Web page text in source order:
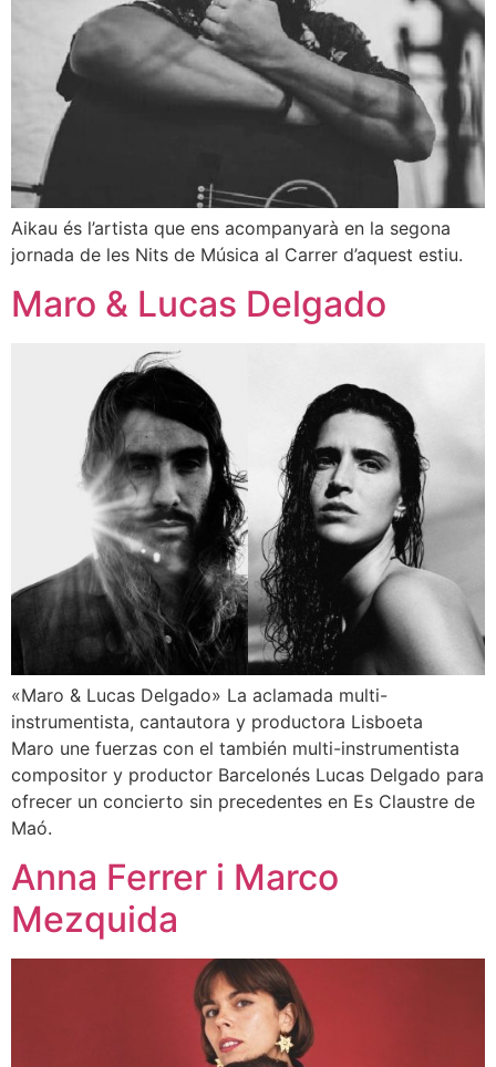
Aikau és l’artista que ens acompanyarà en la segona
jornada de les Nits de Música al Carrer d’aquest estiu.
Maro & Lucas Delgado
«Maro & Lucas Delgado» La aclamada multi-
instrumentista, cantautora y productora Lisboeta
Maro une fuerzas con el también multi-instrumentista
compositor y productor Barcelonés Lucas Delgado para
ofrecer un concierto sin precedentes en Es Claustre de
Maó.
Anna Ferrer i Marco
Mezquida